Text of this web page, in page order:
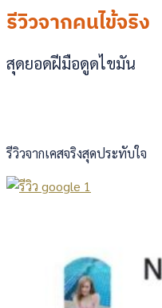
รีวิวจากคนไข้จริง
สุดยอดฝีมือดูดไขมัน
รีวิวจากเคสจริงสุดประทับใจ